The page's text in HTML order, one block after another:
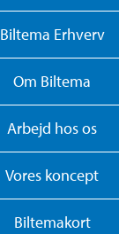
Biltema Erhverv
Om Biltema
Arbejd hos os
Vores koncept
Biltemakort